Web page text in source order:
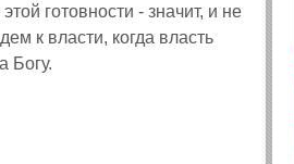
готовности - значит, и не
к власти, когда власть
Богу.